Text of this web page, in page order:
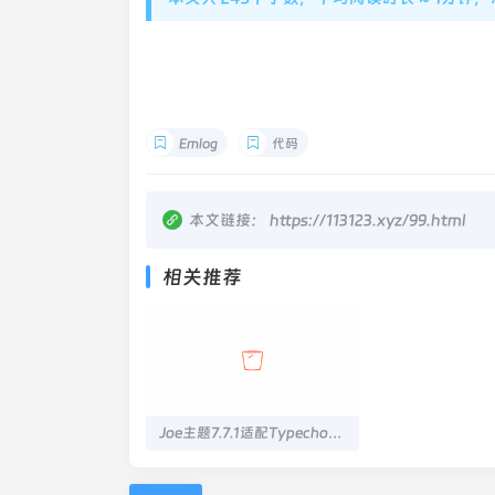
Emlog 代码
本文链接： https://113123.xyz/99.html
相关推荐
上一篇